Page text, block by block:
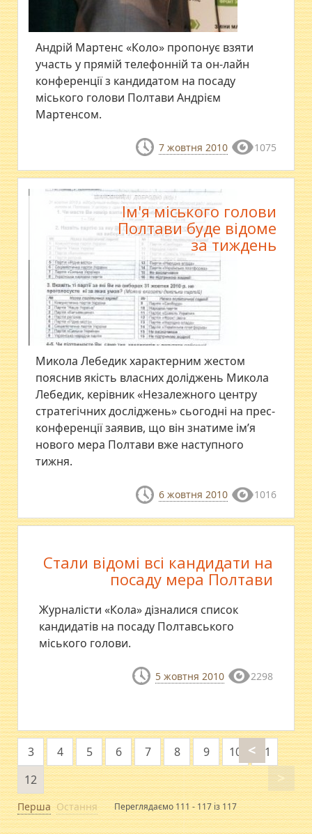
Андрій Мартенс «Коло» пропонує взяти
участь у прямій телефонній та он-лайн
конференції з кандидатом на посаду
міського голови Полтави Андрієм
Мартенсом.
7 жовтня 2010 1075
Ім'я міського голови
Полтави буде відоме
за тиждень
Микола Лебедик характерним жестом
пояснив якість власних доліджень Микола
Лебедик, керівник «Незалежного центру
стратегічних досліджень» сьогодні на прес-
конференції заявив, що він знатиме ім’я
нового мера Полтави вже наступного
тижня.
6 жовтня 2010 1016
Стали відомі всі кандидати на
посаду мера Полтави
Журналісти «Кола» дізналися список
кандидатів на посаду Полтавського
міського голови.
5 жовтня 2010 2298
Перша
<
3 4 5 6 7 8 9 10
11
12
>
Остання Переглядаємо 111 - 117 із 117